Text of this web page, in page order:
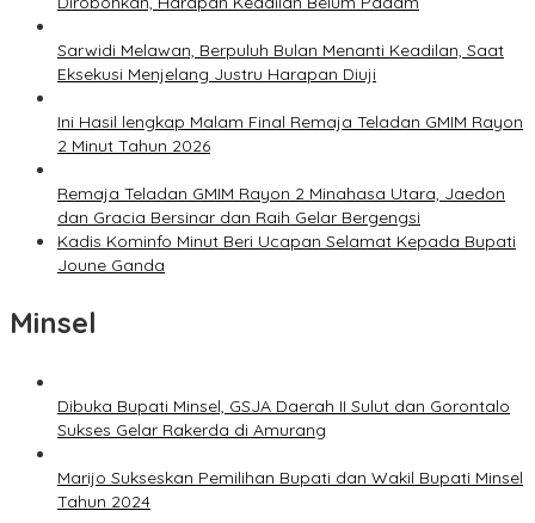
Sarwidi Melawan, Berpuluh Bulan Menanti Keadilan, Saat
Eksekusi Menjelang Justru Harapan Diuji
Ini Hasil lengkap Malam Final Remaja Teladan GMIM Rayon
2 Minut Tahun 2026
Remaja Teladan GMIM Rayon 2 Minahasa Utara, Jaedon
dan Gracia Bersinar dan Raih Gelar Bergengsi
Kadis Kominfo Minut Beri Ucapan Selamat Kepada Bupati
Joune Ganda
Minsel
Dibuka Bupati Minsel, GSJA Daerah II Sulut dan Gorontalo
Sukses Gelar Rakerda di Amurang
Marijo Sukseskan Pemilihan Bupati dan Wakil Bupati Minsel
Tahun 2024